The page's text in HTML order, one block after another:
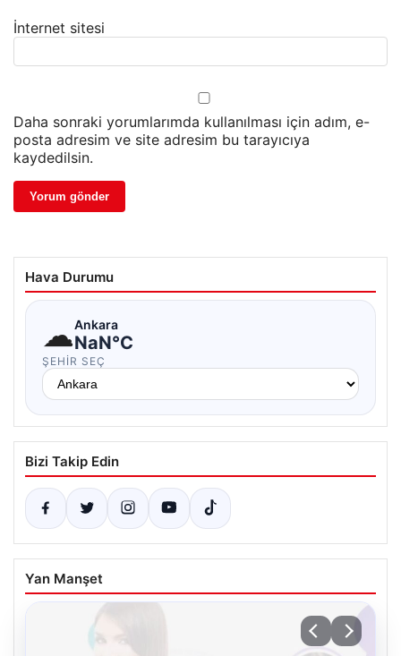
İnternet sitesi
Daha sonraki yorumlarımda kullanılması için adım, e-
posta adresim ve site adresim bu tarayıcıya
kaydedilsin.
Hava Durumu
☁Ankara
NaN°C
ŞEHIR SEÇ
Bizi Takip Edin
Yan Manşet